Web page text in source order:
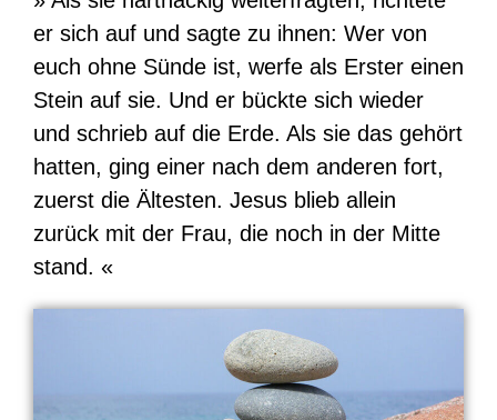
er sich auf und sagte zu ihnen: Wer von
euch ohne Sünde ist, werfe als Erster einen
Stein auf sie. Und er bückte sich wieder
und schrieb auf die Erde. Als sie das gehört
hatten, ging einer nach dem anderen fort,
zuerst die Ältesten. Jesus blieb allein
zurück mit der Frau, die noch in der Mitte
stand. «